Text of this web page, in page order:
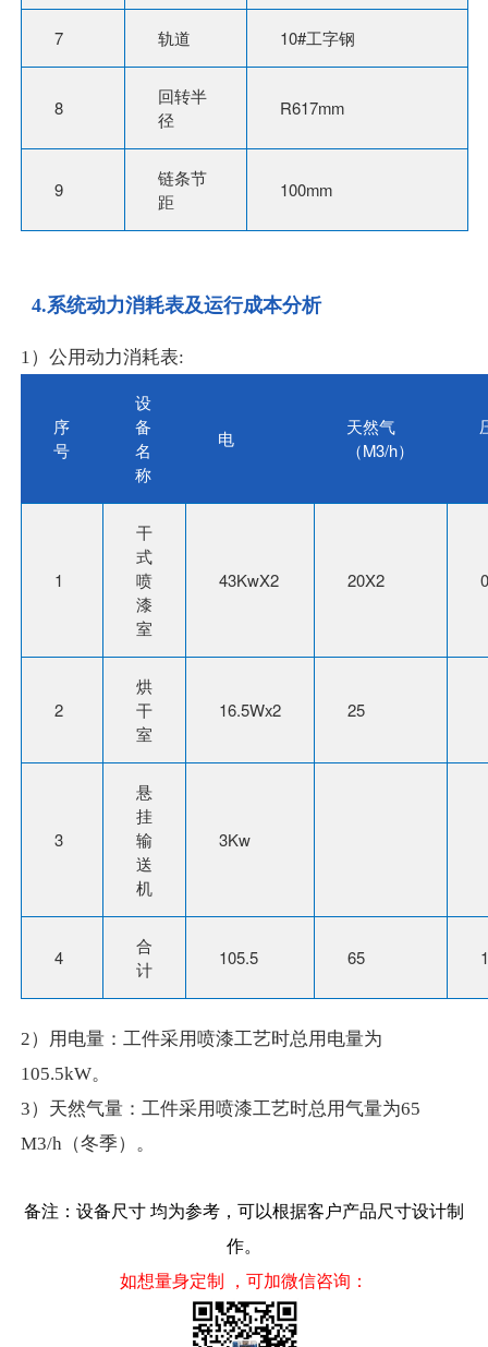
7 轨道 10#工字钢
8
回转半
径
R617mm
9
链条节
距
100mm
4.系统动力消耗表及运行成本分析
1）公用动力消耗表:
序
号
设
备
名
称
电
天然气
（M3/h）
1
干
式
喷
漆
室
43KwX2 20X2
2
烘
干
室
16.5Wx2 25
3
悬
挂
输
送
机
3Kw
4
合
计
105.5 65
2）用电量：工件采用喷漆工艺时总用电量为
105.5kW。
3）天然气量：工件采用喷漆工艺时总用气量为65
M3/h（冬季）。
备注：设备尺寸 均为参考，可以根据客户产品尺寸设计制
作。
如想量身定制 ，可加微信咨询：